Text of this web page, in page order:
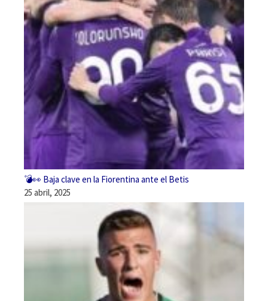
💣👀 Baja clave en la Fiorentina ante el Betis
25 abril, 2025